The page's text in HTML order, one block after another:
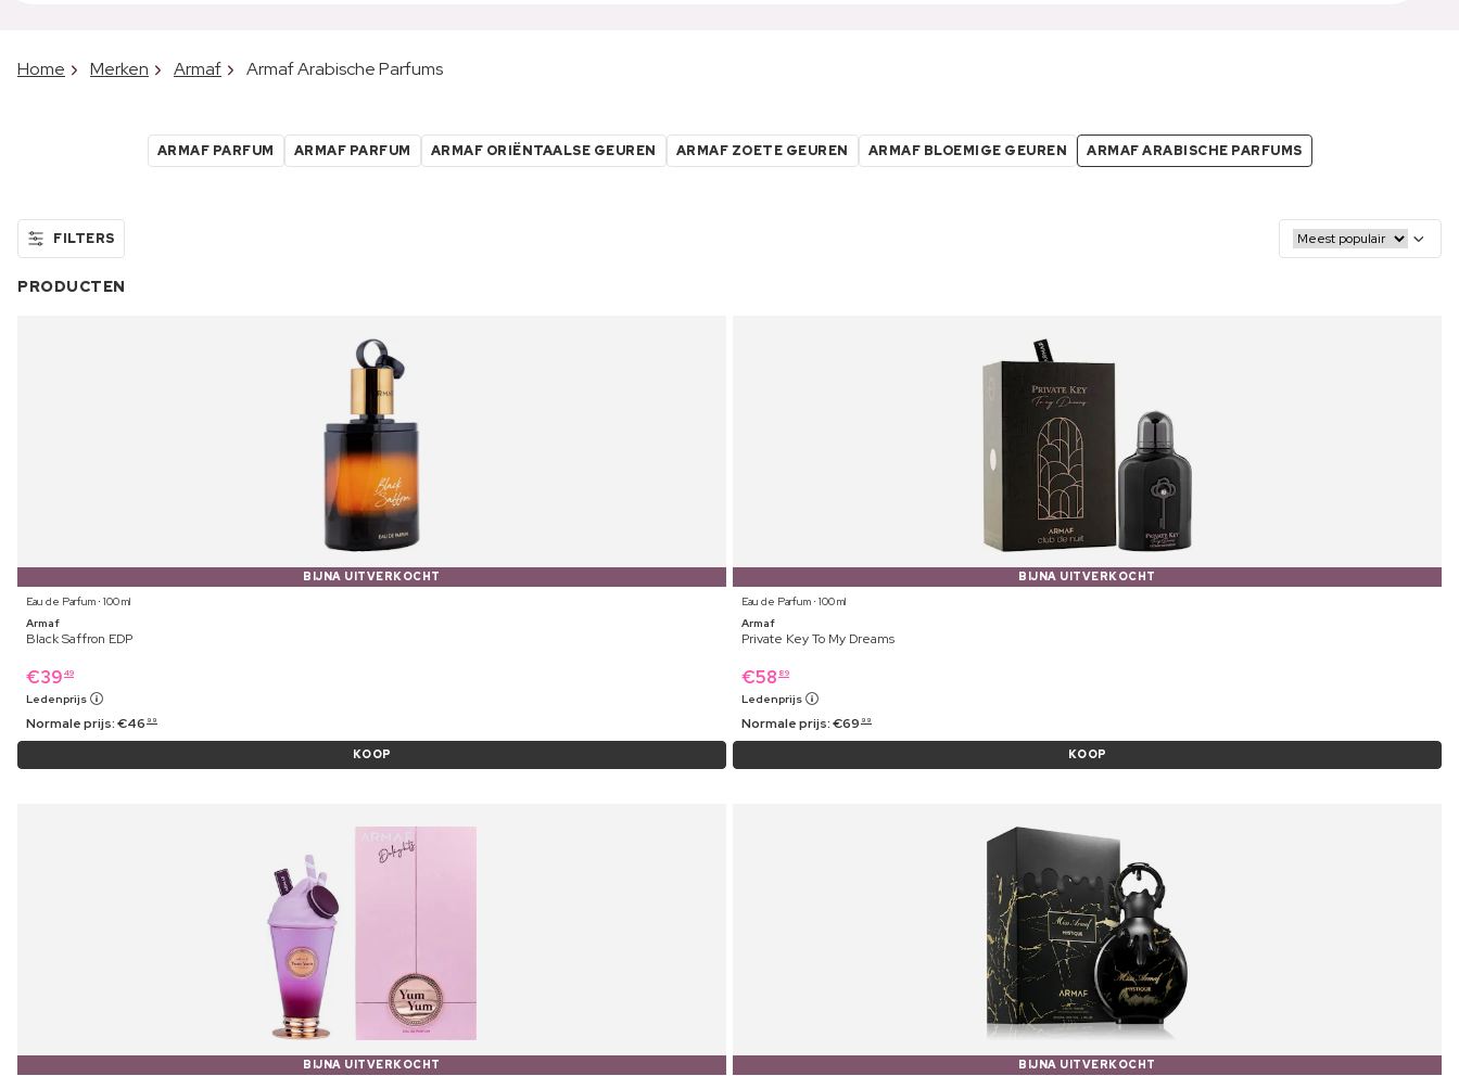
Home Merken Armaf Armaf Arabische Parfums
ARMAF PARFUM ARMAF PARFUM ARMAF ORIËNTAALSE GEUREN ARMAF ZOETE GEUREN ARMAF BLOEMIGE GEUREN ARMAF ARABISCHE PARFUMS
FILTERS
PRODUCTEN
BIJNA UITVERKOCHT
Eau de Parfum ⋅ 100 ml
Armaf
Black Saffron EDP
€39 49
Ledenprijs
Normale prijs:€46 99
KOOP
BIJNA UITVERKOCHT
Eau de Parfum ⋅ 100 ml
Armaf
Private Key To My Dreams
€58 89
Ledenprijs
Normale prijs:€69 99
KOOP
BIJNA UITVERKOCHT
BIJNA UITVERKOCHT